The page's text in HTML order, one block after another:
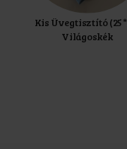
Kis Üvegtisztító
Világoskék